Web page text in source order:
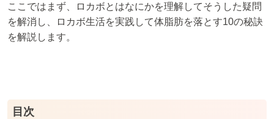
ここではまず、ロカボとはなにかを理解してそうした疑問
を解消し、ロカボ生活を実践して体脂肪を落とす10の秘訣
を解説します。
目次